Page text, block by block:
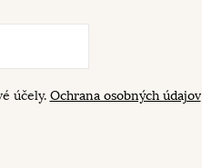
účely. Ochrana osobných údajov